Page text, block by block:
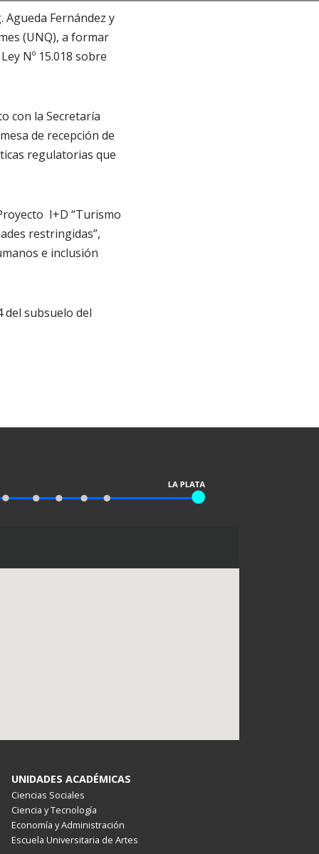
Agueda Fernández y
(UNQ), a formar
Nº 15.018 sobre
con la Secretaría
de recepción de
regulatorias que
I+D “Turismo
restringidas”,
e inclusión
del subsuelo del
UNIDADES ACADÉMICAS
Ciencias Sociales
Ciencia y Tecnología
Economía y Administración
Escuela Universitaria de Artes